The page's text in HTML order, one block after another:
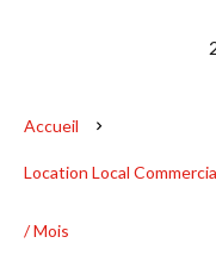
Accueil
Location Local
/ Mois